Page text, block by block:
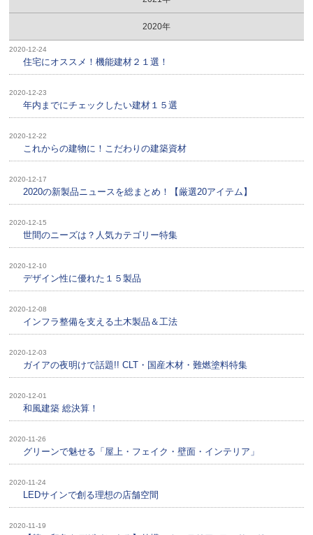
2020年
2020-12-24
住宅にオススメ！機能建材２１選！
2020-12-23
年内までにチェックしたい建材１５選
2020-12-22
これからの建物に！こだわりの建築資材
2020-12-17
2020の新製品ニュースを総まとめ！【厳選20アイテム】
2020-12-15
世間のニーズは？人気カテゴリー特集
2020-12-10
デザイン性に優れた１５製品
2020-12-08
インフラ整備を支える土木製品＆工法
2020-12-03
ガイアの夜明けで話題!! CLT・国産木材・難燃塗料特集
2020-12-01
和風建築 総決算！
2020-11-26
グリーンで魅せる「屋上・フェイク・壁面・インテリア」
2020-11-24
LEDサインで創る理想の店舗空間
2020-11-19